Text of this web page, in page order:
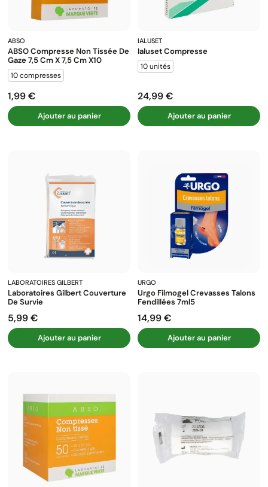
ABSO
ABSO Compresse Non Tissée De
Gaze 7,5 Cm X 7,5 Cm X10
10 compresses
Prix
1,99 €
Ajouter au panier
IALUSET
Ialuset Compresse
10 unités
Prix
24,99 €
Ajouter au panier
LABORATOIRES GILBERT
Laboratoires Gilbert Couverture
De Survie
Prix
5,99 €
Ajouter au panier
URGO
Urgo Filmogel Crevasses Talons
Fendillées 7ml5
Prix
14,99 €
Ajouter au panier